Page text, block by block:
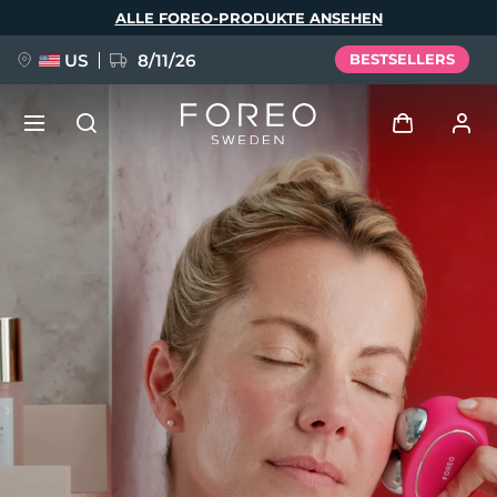
ALLE FOREO-PRODUKTE ANSEHEN
US 8/11/26 BESTSELLERS
Anmelden
Benutzerkonto
Meine Geräte
Meine Bestellungen
Meine Adressen
Meine Abonnements
FAQ™ Pure Beauty-Tech Elixir
BREAKING NEWS
issa™ Teeth Whitening Set
Deutsch
Español
Italiano
Português
Svenska
Русский
简体中文 繁體中文